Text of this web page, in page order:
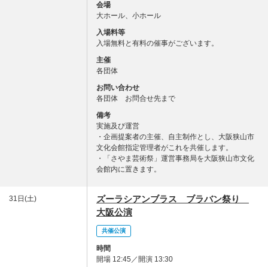
会場
大ホール、小ホール
入場料等
入場無料と有料の催事がございます。
主催
各団体
お問い合わせ
各団体 お問合せ先まで
備考
実施及び運営
・企画提案者の主催、自主制作とし、大阪狭山市
文化会館指定管理者がこれを共催します。
・「さやま芸術祭」運営事務局を大阪狭山市文化
会館内に置きます。
31日(土)
ズーラシアンブラス ブラバン祭り
大阪公演
共催公演
時間
開場 12:45／開演 13:30